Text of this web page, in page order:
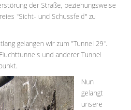
der Straße, beziehungsweise
"Sicht- und Schussfeld" zu
gelangen wir zum "Tunnel 29".
und anderer Tunnel
Nun
gelangt
unsere